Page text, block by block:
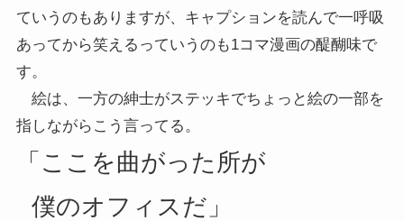
ていうのもありますが、キャプションを読んで一呼吸
あってから笑えるっていうのも1コマ漫画の醍醐味で
す。
絵は、一方の紳士がステッキでちょっと絵の一部を
指しながらこう言ってる。
「ここを曲がった所が
僕のオフィスだ」